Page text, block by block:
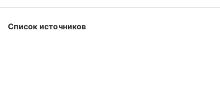
Список источников